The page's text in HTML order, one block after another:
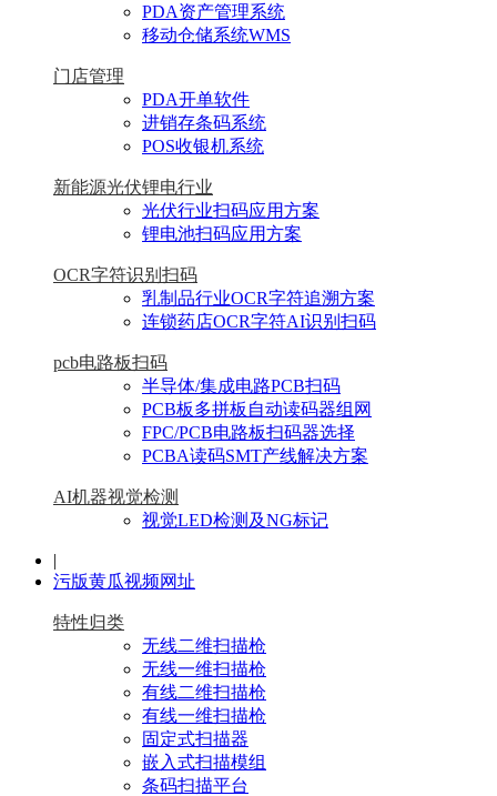
PDA资产管理系统
移动仓储系统WMS
门店管理
PDA开单软件
进销存条码系统
POS收银机系统
新能源光伏锂电行业
光伏行业扫码应用方案
锂电池扫码应用方案
OCR字符识别扫码
乳制品行业OCR字符追溯方案
连锁药店OCR字符AI识别扫码
pcb电路板扫码
半导体/集成电路PCB扫码
PCB板多拼板自动读码器组网
FPC/PCB电路板扫码器选择
PCBA读码SMT产线解决方案
AI机器视觉检测
视觉LED检测及NG标记
|
污版黄瓜视频网址
特性归类
无线二维扫描枪
无线一维扫描枪
有线二维扫描枪
有线一维扫描枪
固定式扫描器
嵌入式扫描模组
条码扫描平台